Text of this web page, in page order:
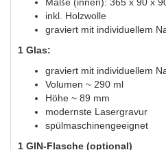
inkl. Holzwolle
graviert mit individuellem
1 Glas:
graviert mit individuellem
Volumen ~ 290 ml
Höhe ~ 89 mm
modernste Lasergravur
spülmaschinengeeignet
1 GIN-Flasche (optional)